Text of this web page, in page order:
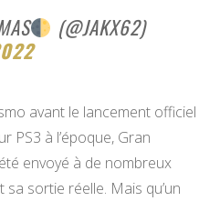
(@JAKX62)
avant le lancement officiel
PS3 à l’époque, Gran
envoyé à de nombreux
sortie réelle. Mais qu’un